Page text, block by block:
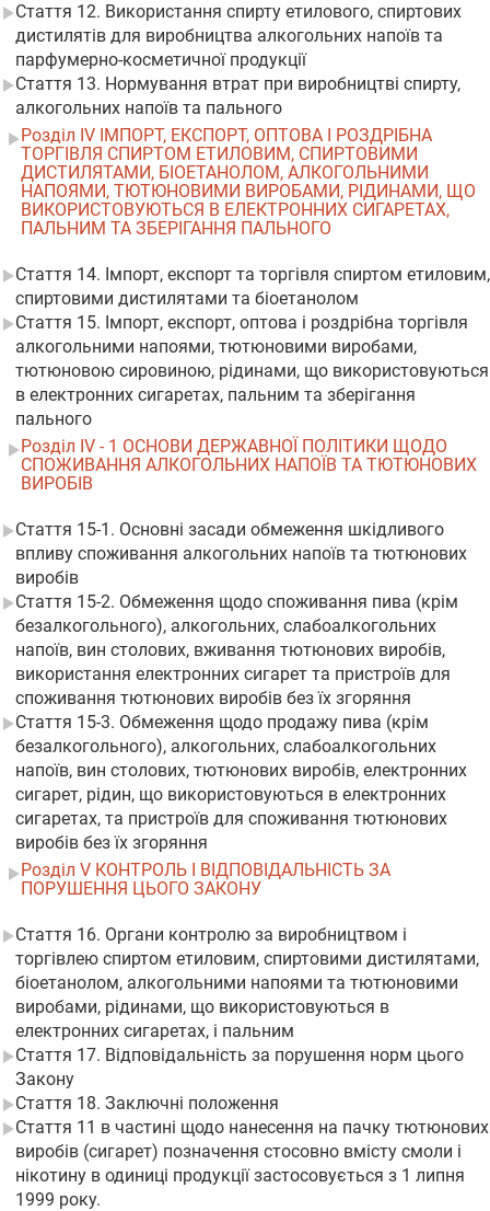
Стаття 12. Використання спирту етилового, спиртових
дистилятів для виробництва алкогольних напоїв та
парфумерно-косметичної продукції
Стаття 13. Нормування втрат при виробництві спирту,
алкогольних напоїв та пального
Розділ IV ІМПОРТ, ЕКСПОРТ, ОПТОВА І РОЗДРІБНА
ТОРГІВЛЯ СПИРТОМ ЕТИЛОВИМ, СПИРТОВИМИ
ДИСТИЛЯТАМИ, БІОЕТАНОЛОМ, АЛКОГОЛЬНИМИ
НАПОЯМИ, ТЮТЮНОВИМИ ВИРОБАМИ, РІДИНАМИ, ЩО
ВИКОРИСТОВУЮТЬСЯ В ЕЛЕКТРОННИХ СИГАРЕТАХ,
ПАЛЬНИМ ТА ЗБЕРІГАННЯ ПАЛЬНОГО
Стаття 14. Імпорт, експорт та торгівля спиртом етиловим,
спиртовими дистилятами та біоетанолом
Стаття 15. Імпорт, експорт, оптова і роздрібна торгівля
алкогольними напоями, тютюновими виробами,
тютюновою сировиною, рідинами, що використовуються
в електронних сигаретах, пальним та зберігання
пального
Розділ IV - 1 ОСНОВИ ДЕРЖАВНОЇ ПОЛІТИКИ ЩОДО
СПОЖИВАННЯ АЛКОГОЛЬНИХ НАПОЇВ ТА ТЮТЮНОВИХ
ВИРОБІВ
Стаття 15-1. Основні засади обмеження шкідливого
впливу споживання алкогольних напоїв та тютюнових
виробів
Стаття 15-2. Обмеження щодо споживання пива (крім
безалкогольного), алкогольних, слабоалкогольних
напоїв, вин столових, вживання тютюнових виробів,
використання електронних сигарет та пристроїв для
споживання тютюнових виробів без їх згоряння
Стаття 15-3. Обмеження щодо продажу пива (крім
безалкогольного), алкогольних, слабоалкогольних
напоїв, вин столових, тютюнових виробів, електронних
сигарет, рідин, що використовуються в електронних
сигаретах, та пристроїв для споживання тютюнових
виробів без їх згоряння
Розділ V КОНТРОЛЬ І ВІДПОВІДАЛЬНІСТЬ ЗА
ПОРУШЕННЯ ЦЬОГО ЗАКОНУ
Стаття 16. Органи контролю за виробництвом і
торгівлею спиртом етиловим, спиртовими дистилятами,
біоетанолом, алкогольними напоями та тютюновими
виробами, рідинами, що використовуються в
електронних сигаретах, і пальним
Стаття 17. Відповідальність за порушення норм цього
Закону
Стаття 18. Заключні положення
Стаття 11 в частині щодо нанесення на пачку тютюнових
виробів (сигарет) позначення стосовно вмісту смоли і
нікотину в одиниці продукції застосовується з 1 липня
1999 року.